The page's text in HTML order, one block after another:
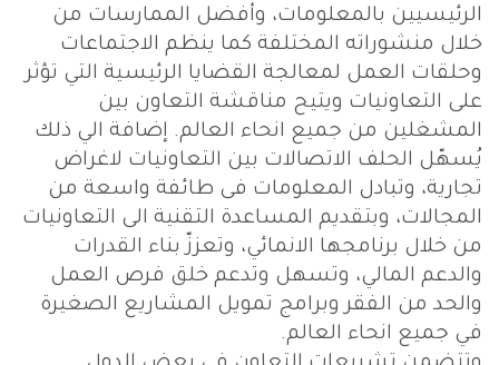
الرئيسيين بالمعلومات، وأفضل الممارسات من
خلال منشوراته المختلفة كما ينظم الاجتماعات
وحلقات العمل لمعالجة القضايا الرئيسية التي تؤثر
على التعاونيات ويتيح مناقشة التعاون بين
المشغلين من جميع انحاء العالم. إضافة الي ذلك
يُسهّل الحلف الاتصالات بين التعاونيات لاغراض
تجارية، وتبادل المعلومات فى طائفة واسعة من
المجالات، وبتقديم المساعدة التقنية الى التعاونيات
من خلال برنامجها الانمائي، وتعززّ بناء القدرات
والدعم المالي، وتسهل وتدعم خلق فرص العمل
والحد من الفقر وبرامج تمويل المشاريع الصغيرة
في جميع انحاء العالم.